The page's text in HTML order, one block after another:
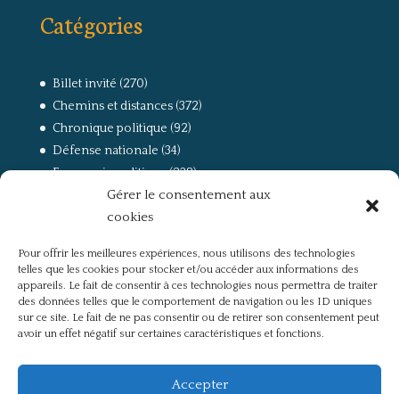
Gérer le consentement aux
cookies
Pour offrir les meilleures expériences, nous utilisons des technologies
telles que les cookies pour stocker et/ou accéder aux informations des
appareils. Le fait de consentir à ces technologies nous permettra de traiter
des données telles que le comportement de navigation ou les ID uniques
sur ce site. Le fait de ne pas consentir ou de retirer son consentement peut
avoir un effet négatif sur certaines caractéristiques et fonctions.
Accepter
Catégories
Billet invité (270)
Chemins et distances(372)
Chronique politique (92)
Défense nationale (34)
Economie politique(238)
(168)
La guerre, la Résistance et la Déportation
Non classé(42)
Partis politiques, intelligentsia, médias(750)
Présentation(4)
Références(57)